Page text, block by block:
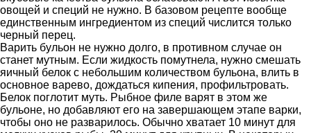
овощей и специй не нужно. В базовом рецепте вообще
единственным ингредиентом из специй числится только
черный перец.
Варить бульон не нужно долго, в противном случае он
станет мутным. Если жидкость помутнела, нужно смешать
яичный белок с небольшим количеством бульона, влить в
основное варево, дождаться кипения, профильтровать.
Белок поглотит муть. Рыбное филе варят в этом же
бульоне, но добавляют его на завершающем этапе варки,
чтобы оно не разварилось. Обычно хватает 10 минут для